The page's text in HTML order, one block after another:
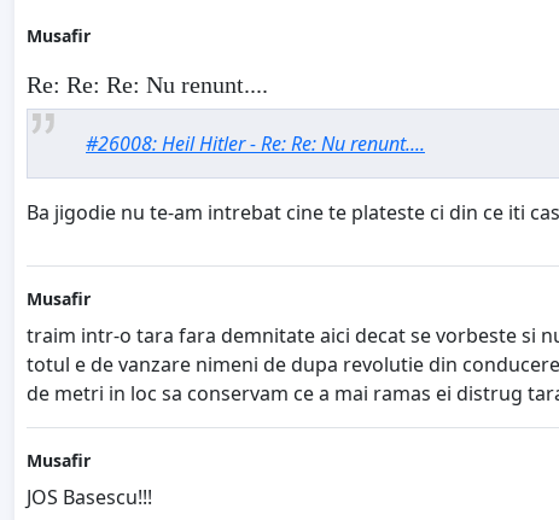
Musafir
Re: Re: Re: Nu renunt....
#26008: Heil Hitler - Re: Re: Nu renunt....
Ba jigodie nu te-am intrebat cine te plateste ci din ce iti
Musafir
traim intr-o tara fara demnitate aici decat se vorbeste si
totul e de vanzare nimeni de dupa revolutie din
de metri in loc sa conservam ce a mai ramas ei distrug
Musafir
JOS Basescu!!!